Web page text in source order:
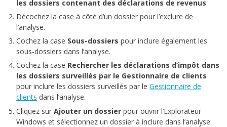
les dossiers contenant des déclarations de revenus.
Décochez la case à côté d’un dossier pour l’exclure de
l’analyse.
Cochez la case Sous-dossiers pour inclure également les
sous-dossiers dans l’analyse.
Cochez la case Rechercher les déclarations d’impôt dans
les dossiers surveillés par le Gestionnaire de clients
pour inclure les dossiers surveillés par le Gestionnaire de
clients dans l’analyse.
Cliquez sur Ajouter un dossier pour ouvrir l’Explorateur
Windows et sélectionnez un dossier à inclure dans l’analyse.